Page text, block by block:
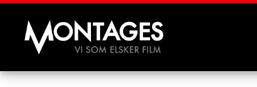
Montages